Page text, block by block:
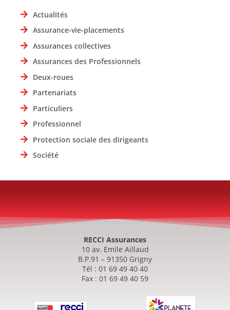
Actualités
Assurance-vie-placements
Assurances collectives
Assurances des Professionnels
Deux-roues
Partenariats
Particuliers
Professionnel
Protection sociale des dirigeants
Société
RECCI Assurances
10 av. Emile Aillaud
B.P.91 – 91350 Grigny
Tél : 01 69 49 40 40
Fax : 01 69 49 40 59